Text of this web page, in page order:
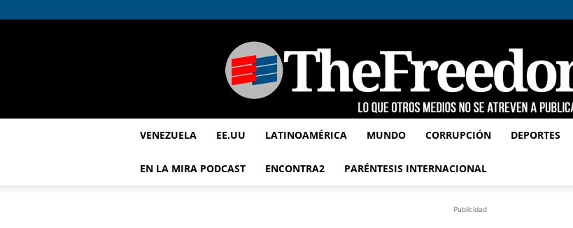
TheFreedomPost
VENEZUELA EE.UU LATINOAMÉRICA MUNDO CORRUPCIÓN DEPORTES
EN LA MIRA PODCAST ENCONTRA2 PARÉNTESIS INTERNACIONAL
Publicidad